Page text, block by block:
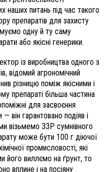
наших питань під час такого
препаратів для захисту
одну й ту саму
або якісні генерики.
із виробництва одного з
відомий агрономічний
різницю поміж якісними і
препараті більша частина
для засвоєння
він гарантовано подіяв і
візьмемо ЗЗР сумнівного
може бути 100 г діючої
промисловості, які
виллємо на ґрунт, то
вплине і на посіяну